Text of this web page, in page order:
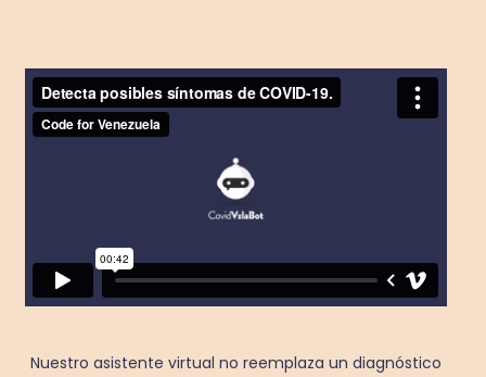
Nuestro asistente virtual no reemplaza un diagnóstico